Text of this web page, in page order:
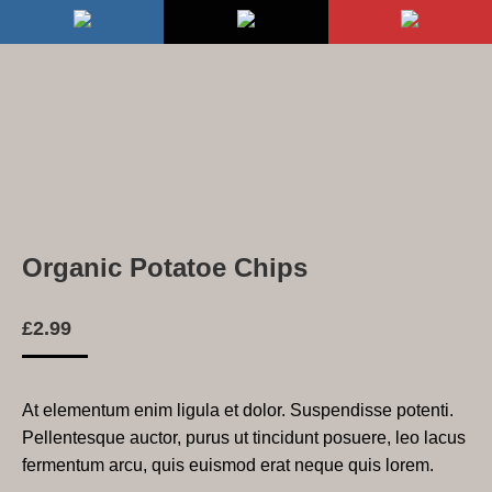
Organic Potatoe Chips
£2.99
At elementum enim ligula et dolor. Suspendisse potenti.
Pellentesque auctor, purus ut tincidunt posuere, leo lacus
fermentum arcu, quis euismod erat neque quis lorem.